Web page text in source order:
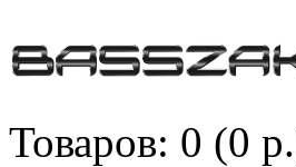
Товаров: 0 (0